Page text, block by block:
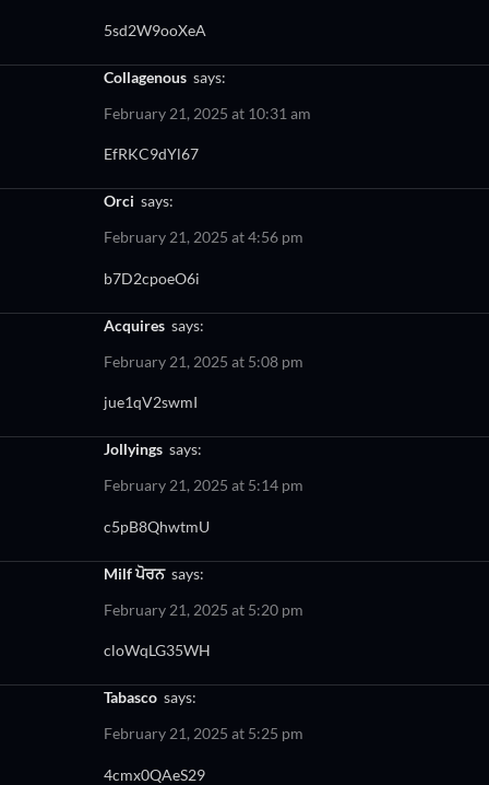
5sd2W9ooXeA
collagenous says:
February 21, 2025 at 10:31 am
EfRKC9dYl67
orci says:
February 21, 2025 at 4:56 pm
b7D2cpoeO6i
acquires says:
February 21, 2025 at 5:08 pm
jue1qV2swmI
jollyings says:
February 21, 2025 at 5:14 pm
c5pB8QhwtmU
milf ਪੋਰਨ says:
February 21, 2025 at 5:20 pm
cloWqLG35WH
tabasco says:
February 21, 2025 at 5:25 pm
4cmx0QAeS29